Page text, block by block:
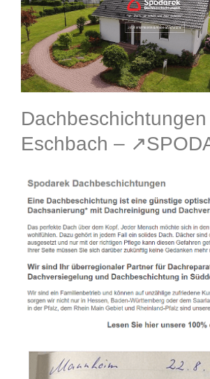
Dachbeschichtungen
Eschbach –